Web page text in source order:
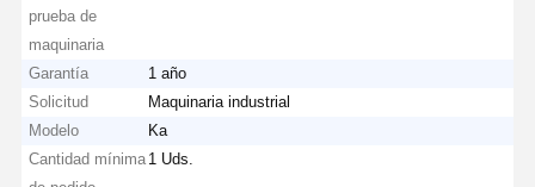
prueba de
maquinaria
Garantía
1 año
Solicitud
Maquinaria industrial
Modelo
Ka
Cantidad mínima 1 Uds.